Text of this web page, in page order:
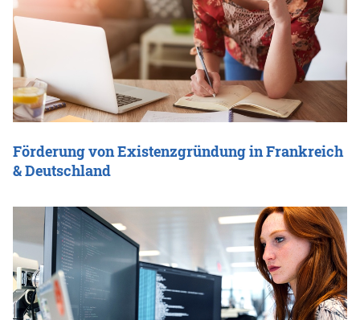
Förderung von Existenzgründung in Frankreich
& Deutschland